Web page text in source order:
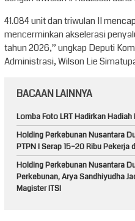
41.084 unit dan triwulan II
mencerminkan akselerasi
tahun 2026,” ungkap Deputi
Administrasi, Wilson Lie
BACAAN LAINNYA
Lomba Foto LRT Hadirkan
Holding Perkebunan Nusantara
PTPN I Serap 15–20 Ribu Pekerja
Holding Perkebunan Nusantara
Perkebunan, Arya Sandhiyudha
Magister ITSI